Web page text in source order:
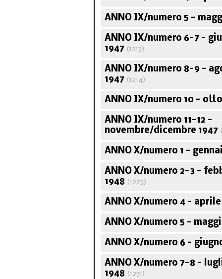
ANNO IX/numero 5 -
ANNO IX/numero 6-7 -
1947 (1213)
ANNO IX/numero 8-9 -
1947 (1214)
ANNO IX/numero 10 -
ANNO IX/numero 11-12 -
novembre/dicembre 1947
ANNO X/numero 1 -
ANNO X/numero 2-3 -
1948 (1223)
ANNO X/numero 4 - aprile
ANNO X/numero 5 -
ANNO X/numero 6 -
ANNO X/numero 7-8 -
1948 (1231)
Corso sugli
politici